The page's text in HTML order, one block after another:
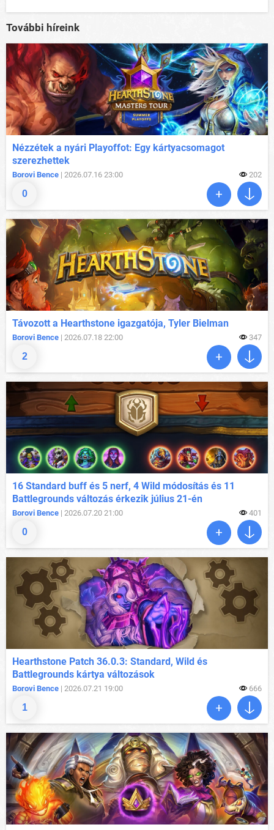
További híreink
0
Nézzétek a nyári Playoffot: Egy kártyacsomagot
szerezhettek
Borovi Bence | 2026.07.16 23:00 202
2
Távozott a Hearthstone igazgatója, Tyler Bielman
Borovi Bence | 2026.07.18 22:00 347
0
16 Standard buff és 5 nerf, 4 Wild módosítás és 11
Battlegrounds változás érkezik július 21-én
Borovi Bence | 2026.07.20 21:00 401
1
Hearthstone Patch 36.0.3: Standard, Wild és
Battlegrounds kártya változások
Borovi Bence | 2026.07.21 19:00 666